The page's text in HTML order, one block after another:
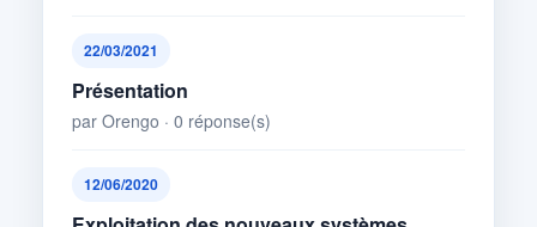
22/03/2021
Présentation
par Orengo · 0 réponse(s)
12/06/2020